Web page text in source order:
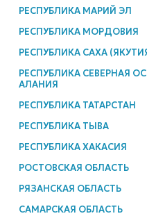
РЕСПУБЛИКА МАРИЙ ЭЛ
РЕСПУБЛИКА МОРДОВИЯ
РЕСПУБЛИКА САХА
РЕСПУБЛИКА СЕВЕРНАЯ
АЛАНИЯ
РЕСПУБЛИКА ТАТАРСТАН
РЕСПУБЛИКА ТЫВА
РЕСПУБЛИКА ХАКАСИЯ
РОСТОВСКАЯ ОБЛАСТЬ
РЯЗАНСКАЯ ОБЛАСТЬ
САМАРСКАЯ ОБЛАСТЬ